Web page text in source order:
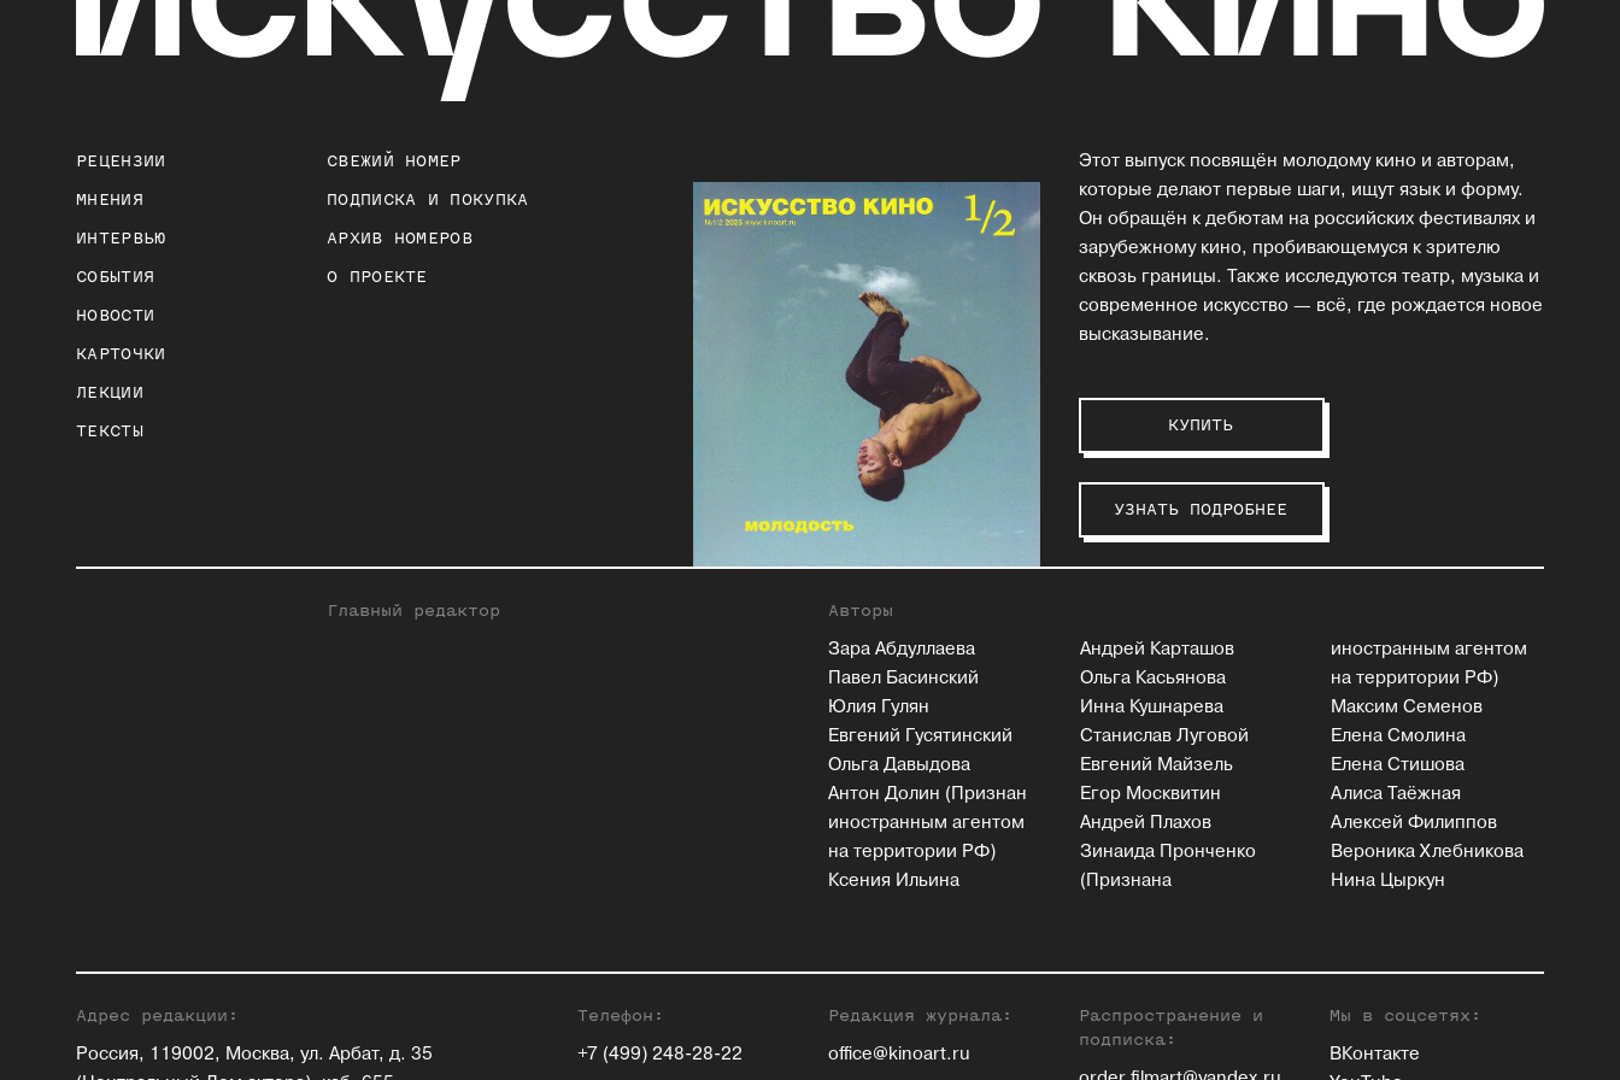
РЕЦЕНЗИИ
МНЕНИЯ
ИНТЕРВЬЮ
СОБЫТИЯ
НОВОСТИ
КАРТОЧКИ
ЛЕКЦИИ
ТЕКСТЫ
СВЕЖИЙ НОМЕР
ПОДПИСКА И ПОКУПКА
АРХИВ НОМЕРОВ
О ПРОЕКТЕ
Этот выпуск посвящён молодому кино и авторам,
которые делают первые шаги, ищут язык и форму.
Он обращён к дебютам на российских фестивалях и
зарубежному кино, пробивающемуся к зрителю
сквозь границы. Также исследуются театр, музыка и
современное искусство — всё, где рождается новое
высказывание.
КУПИТЬ
УЗНАТЬ ПОДРОБНЕЕ
Главный редактор Авторы
Зара Абдуллаева
Павел Басинский
Юлия Гулян
Евгений Гусятинский
Ольга Давыдова
Антон Долин (Признан
иностранным агентом
на территории РФ)
Ксения Ильина
Андрей Карташов
Ольга Касьянова
Инна Кушнарева
Станислав Луговой
Евгений Майзель
Егор Москвитин
Андрей Плахов
Зинаида Пронченко
(Признана
иностранным агентом
на территории РФ)
Максим Семенов
Елена Смолина
Елена Стишова
Алиса Таёжная
Алексей Филиппов
Вероника Хлебникова
Нина Цыркун
Адрес редакции:
Россия, 119002, Москва, ул. Арбат, д. 35
Телефон:
+7 (499) 248-28-22
Редакция журнала:
office@kinoart.ru
Распространение и
подписка:
Мы в соцсетях:
ВКонтакте